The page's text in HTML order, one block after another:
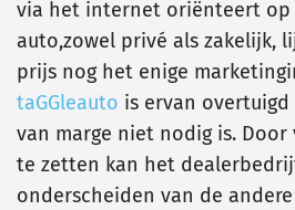
via het internet oriënteert op
auto,zowel privé als zakelijk,
prijs nog het enige
taGGleauto is ervan
van marge niet nodig is.
te zetten kan het
onderscheiden van de